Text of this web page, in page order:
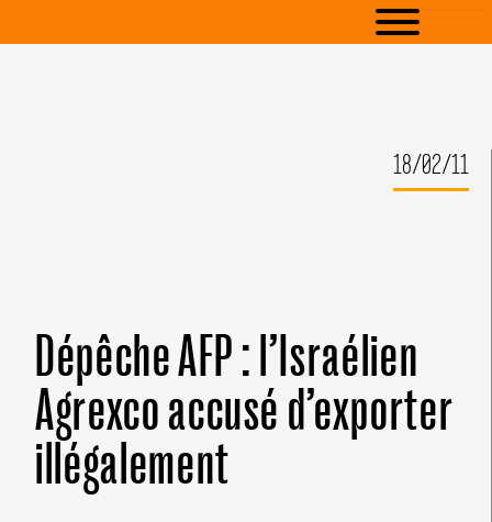
18/02/11
Dépêche AFP : l’Israélien
Agrexco accusé d’exporter
illégalement